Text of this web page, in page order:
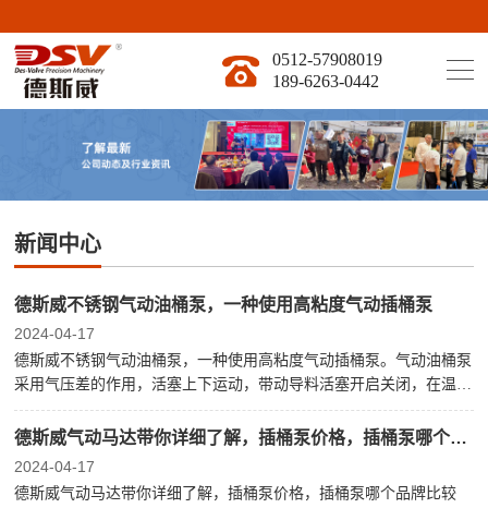
0512-57908019
189-6263-0442
新闻中心
德斯威不锈钢气动油桶泵，一种使用高粘度气动插桶泵
2024-04-17
德斯威不锈钢气动油桶泵，一种使用高粘度气动插桶泵。气动油桶泵
采用气压差的作用，活塞上下运动，带动导料活塞开启关闭，在温度
25度条件下，可输送粘度小于120000CPS所有物料，因为材质是不锈
钢，能够用在一般带有腐蚀性的酸碱性物料，适用于医药
德斯威气动马达带你详细了解，插桶泵价格，插桶泵哪个品牌比较好
2024-04-17
德斯威气动马达带你详细了解，插桶泵价格，插桶泵哪个品牌比较